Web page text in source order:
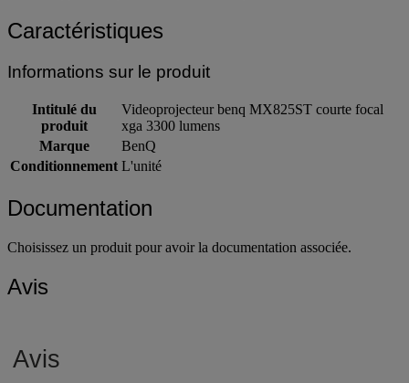
Caractéristiques
Informations sur le produit
Intitulé du
produit
Videoprojecteur benq MX825ST courte focal
xga 3300 lumens
Marque
BenQ
Conditionnement L'unité
Documentation
Choisissez un produit pour avoir la documentation associée.
Avis